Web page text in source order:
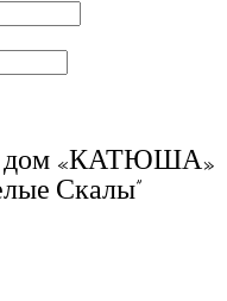
дом «КАТЮША»
Скалы”